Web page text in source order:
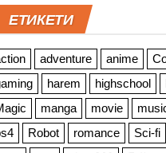
ЕТИКЕТИ
adventure anime
harem highschool
manga movie
Robot romance Sci-fi